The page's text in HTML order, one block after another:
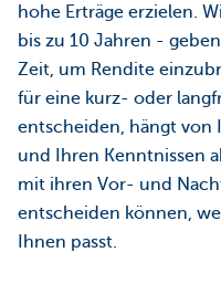
hohe Erträge erzielen.
bis zu 10 Jahren -
Zeit, um Rendite
für eine kurz- oder
entscheiden, hängt von
und Ihren Kenntnissen
mit ihren Vor- und
entscheiden können,
Ihnen passt.